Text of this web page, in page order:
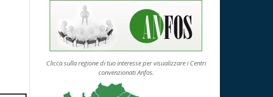
Clicca sulla regione di tuo interesse per visualizzare i Centri
convenzionati Anfos.